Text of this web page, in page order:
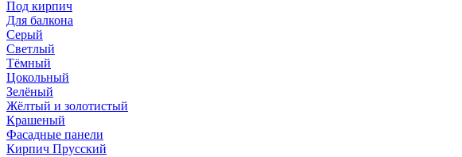
Под кирпич
Для балкона
Серый
Светлый
Тёмный
Цокольный
Зелёный
Жёлтый и золотистый
Крашеный
Фасадные панели
Кирпич Прусский